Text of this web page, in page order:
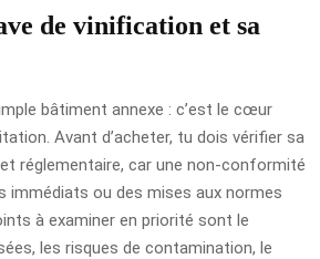
de vinification et sa
bâtiment annexe : c’est le cœur
Avant d’acheter, tu dois vérifier sa
réglementaire, car une non-conformité
immédiats ou des mises aux normes
à examiner en priorité sont le
les risques de contamination, le